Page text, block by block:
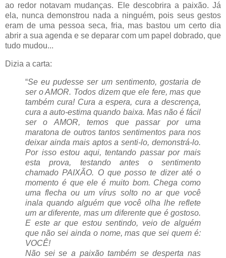
ao redor notavam mudanças. Ele descobrira a paixão. Já
ela, nunca demonstrou nada a ninguém, pois seus gestos
eram de uma pessoa seca, fria, mas bastou um certo dia
abrir a sua agenda e se deparar com um papel dobrado, que
tudo mudou...
Dizia a carta:
“Se eu pudesse ser um sentimento, gostaria de
ser o AMOR. Todos dizem que ele fere, mas que
também cura! Cura a espera, cura a descrença,
cura a auto-estima quando baixa. Mas não é fácil
ser o AMOR, temos que passar por uma
maratona de outros tantos sentimentos para nos
deixar ainda mais aptos a senti-lo, demonstrá-lo.
Por isso estou aqui, tentando passar por mais
esta prova, testando antes o sentimento
chamado PAIXÃO. O que posso te dizer até o
momento é que ele é muito bom. Chega como
uma flecha ou um vírus solto no ar que você
inala quando alguém que você olha lhe reflete
um ar diferente, mas um diferente que é gostoso.
E este ar que estou sentindo, veio de alguém
que não sei ainda o nome, mas que sei quem é:
VOCÊ!
Não sei se a paixão também se desperta nas